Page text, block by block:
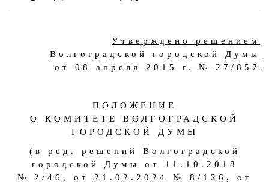
Утверждено решением
Волгоградской городской Думы
от 08 апреля 2015 г. № 27/857
ПОЛОЖЕНИЕ
О КОМИТЕТE ВОЛГОГРАДСКОЙ
ГОРОДСКОЙ ДУМЫ
(в ред. решений Волгоградской
городской Думы от 11.10.2018
№ 2/46, от 21.02.2024 № 8/126, от